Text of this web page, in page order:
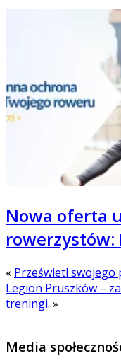
Nowa oferta
rowerzystów:
« Prześwietl swojego
Legion Pruszków –
treningi. »
Media